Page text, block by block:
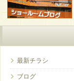
最新チラシ
ブログ